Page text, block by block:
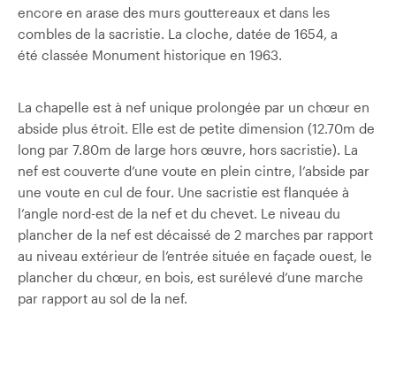
encore en arase des murs gouttereaux et dans les
combles de la sacristie. La cloche, datée de 1654, a
été classée Monument historique en 1963.
La chapelle est à nef unique prolongée par un chœur en
abside plus étroit. Elle est de petite dimension (12.70m de
long par 7.80m de large hors œuvre, hors sacristie). La
nef est couverte d’une voute en plein cintre, l’abside par
une voute en cul de four. Une sacristie est flanquée à
l’angle nord-est de la nef et du chevet. Le niveau du
plancher de la nef est décaissé de 2 marches par rapport
au niveau extérieur de l’entrée située en façade ouest, le
plancher du chœur, en bois, est surélevé d’une marche
par rapport au sol de la nef.